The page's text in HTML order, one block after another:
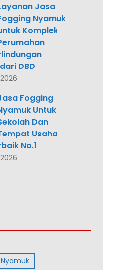
Jasa
Nyamuk
Komplek
DBD
Fogging
Untuk
Dan
Usaha
No.1